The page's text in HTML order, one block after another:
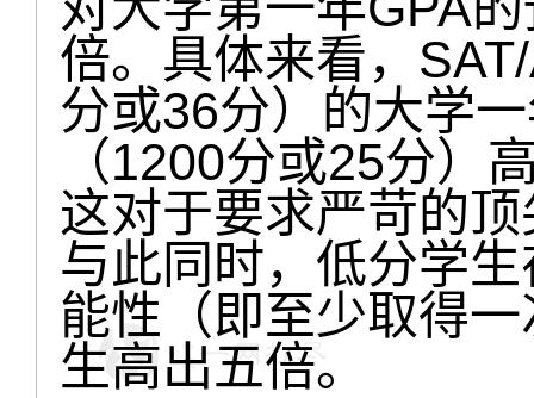
倍。具体来看，
分或36分）的大学
（1200分或25分）
这对于要求严苛的
与此同时，低分学
能性（即至少取得
生高出五倍。